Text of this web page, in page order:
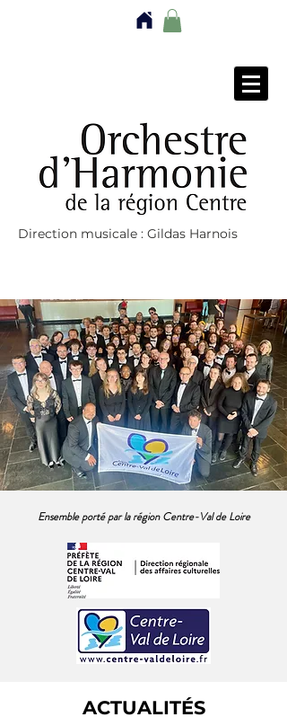
Direction musicale : Gildas Harnois
Ensemble porté par la région Centre-Val de Loire
ACTUALITÉS